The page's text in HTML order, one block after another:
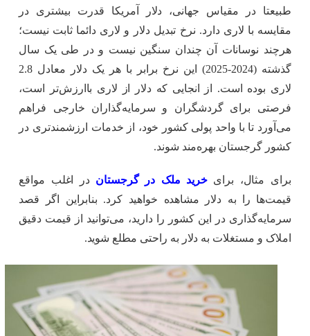
طبیعتا در مقیاس جهانی، دلار آمریکا قدرت بیشتری در
مقایسه با لاری دارد. نرخ تبدیل دلار و لاری دائما ثابت نیست؛
هرچند نوسانات آن چندان سنگین نیست و در طی یک سال
گذشته (2024-2025) این نرخ برابر با هر یک دلار معادل 2.8
لاری بوده است. از انجایی که دلار از لاری با‌ارزش‌تر است،
فرصتی برای گردشگران و سرمایه‌گذاران خارجی فراهم
می‌آورد تا با واحد پولی کشور خود، از خدمات ارزشمندتری در
کشور گرجستان بهره‌مند شوند.
برای مثال، برایخرید ملک در گرجستان در اغلب مواقع
قیمت‌ها را به دلار مشاهده خواهید کرد. بنابراین اگر قصد
سرمایه‌گذاری در این کشور را دارید، می‌توانید از قیمت دقیق
املاک و مستغلات به دلار به راحتی مطلع شوید.